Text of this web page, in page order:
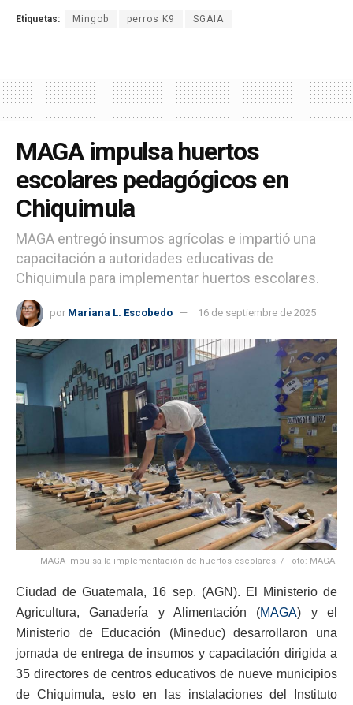
Etiquetas: Mingob perros K9 SGAIA
MAGA impulsa huertos
escolares pedagógicos en
Chiquimula
MAGA entregó insumos agrícolas e impartió una
capacitación a autoridades educativas de
Chiquimula para implementar huertos escolares.
por Mariana L. Escobedo 16 de septiembre de 2025
MAGA impulsa la implementación de huertos escolares. / Foto: MAGA.
Ciudad de Guatemala, 16 sep. (AGN). El Ministerio de
Agricultura, Ganadería y Alimentación (MAGA) y el
Ministerio de Educación (Mineduc) desarrollaron una
jornada de entrega de insumos y capacitación dirigida a
35 directores de centros educativos de nueve municipios
de Chiquimula, esto en las instalaciones del Instituto